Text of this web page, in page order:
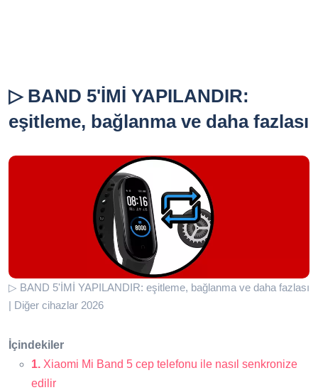
▷ BAND 5'İMİ YAPILANDIR:
eşitleme, bağlanma ve daha fazlası
▷ BAND 5'İMİ YAPILANDIR: eşitleme, bağlanma ve daha fazlası
| Diğer cihazlar 2026
İçindekiler
1. Xiaomi Mi Band 5 cep telefonu ile nasıl senkronize
edilir